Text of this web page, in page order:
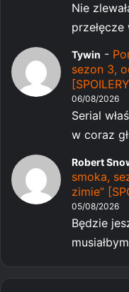
Nie
przełęcze
Tywin -
sezon 3,
06/08/2026
Serial
w coraz
Robert
smoka,
zimie”
05/08/2026
Będzie